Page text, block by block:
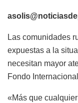
Las comunidades
expuestas a la
necesitan mayor
Fondo
«Más que